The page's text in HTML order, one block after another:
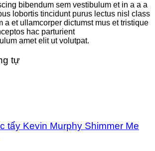
bibendum sem vestibulum et in a a a
lobortis tincidunt purus lectus nisl class
a et ullamcorper dictumst mus et tristique
hac parturient
amet elit ut volutpat.
tự
tẩy Kevin Murphy Shimmer Me